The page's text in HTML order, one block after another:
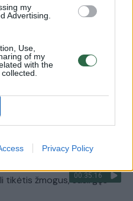
my
Advertising.
Use,
of my
with the
Privacy Policy
sergančių vaikų
tyrimai: ką reikia žinoti?
00:35:16
tikėtis žmogus, susirgęs